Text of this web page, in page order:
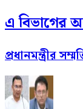
এ বিভাগের
প্রধানমন্ত্রীর